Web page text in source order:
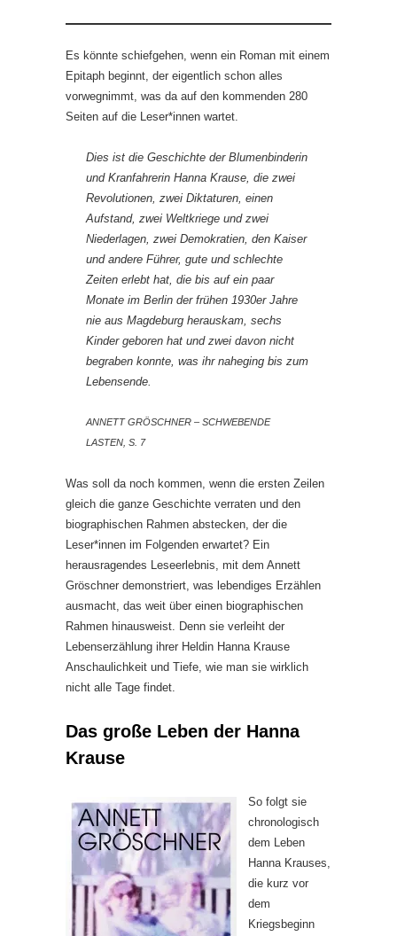
Es könnte schiefgehen, wenn ein Roman mit einem
Epitaph beginnt, der eigentlich schon alles
vorwegnimmt, was da auf den kommenden 280
Seiten auf die Leser*innen wartet.
Dies ist die Geschichte der Blumenbinderin
und Kranfahrerin Hanna Krause, die zwei
Revolutionen, zwei Diktaturen, einen
Aufstand, zwei Weltkriege und zwei
Niederlagen, zwei Demokratien, den Kaiser
und andere Führer, gute und schlechte
Zeiten erlebt hat, die bis auf ein paar
Monate im Berlin der frühen 1930er Jahre
nie aus Magdeburg herauskam, sechs
Kinder geboren hat und zwei davon nicht
begraben konnte, was ihr naheging bis zum
Lebensende.
ANNETT GRÖSCHNER – SCHWEBENDE
LASTEN, S. 7
Was soll da noch kommen, wenn die ersten Zeilen
gleich die ganze Geschichte verraten und den
biographischen Rahmen abstecken, der die
Leser*innen im Folgenden erwartet? Ein
herausragendes Leseerlebnis, mit dem Annett
Gröschner demonstriert, was lebendiges Erzählen
ausmacht, das weit über einen biographischen
Rahmen hinausweist. Denn sie verleiht der
Lebenserzählung ihrer Heldin Hanna Krause
Anschaulichkeit und Tiefe, wie man sie wirklich
nicht alle Tage findet.
Das große Leben der Hanna
Krause
So folgt sie
chronologisch
dem Leben
Hanna Krauses,
die kurz vor
dem
Kriegsbeginn